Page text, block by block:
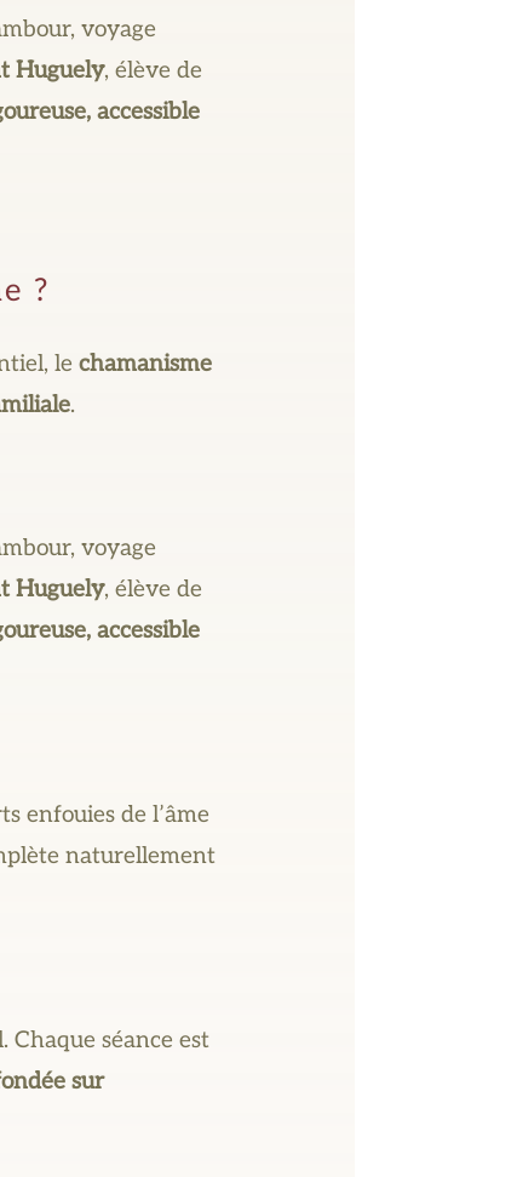
voyage
Huguely, élève de
accessible
?
le chamanisme
.
voyage
Huguely, élève de
accessible
enfouies de l’âme
naturellement
séance est
sur